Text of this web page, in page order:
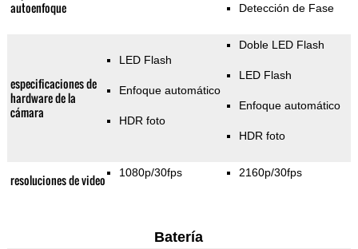
autoenfoque
Detección de Fase
especificaciones de
hardware de la
cámara
LED Flash
Enfoque automático
HDR foto
Doble LED Flash
LED Flash
Enfoque automático
HDR foto
resoluciones de video 1080p/30fps 2160p/30fps
Batería